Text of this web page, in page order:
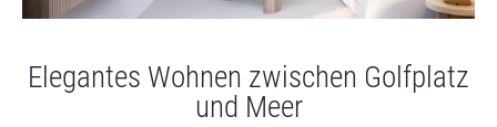
Elegantes Wohnen zwischen Golfplatz
und Meer